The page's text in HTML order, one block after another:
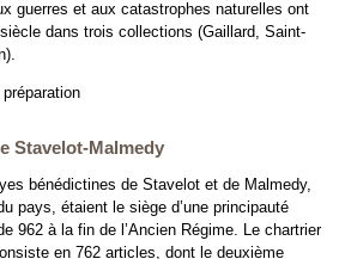
guerres et aux catastrophes naturelles ont
dans trois collections (Gaillard, Saint-
Stavelot-Malmedy
bénédictines de Stavelot et de Malmedy,
pays, étaient le siège d’une principauté
962 à la fin de l’Ancien Régime. Le chartrier
en 762 articles, dont le deuxième